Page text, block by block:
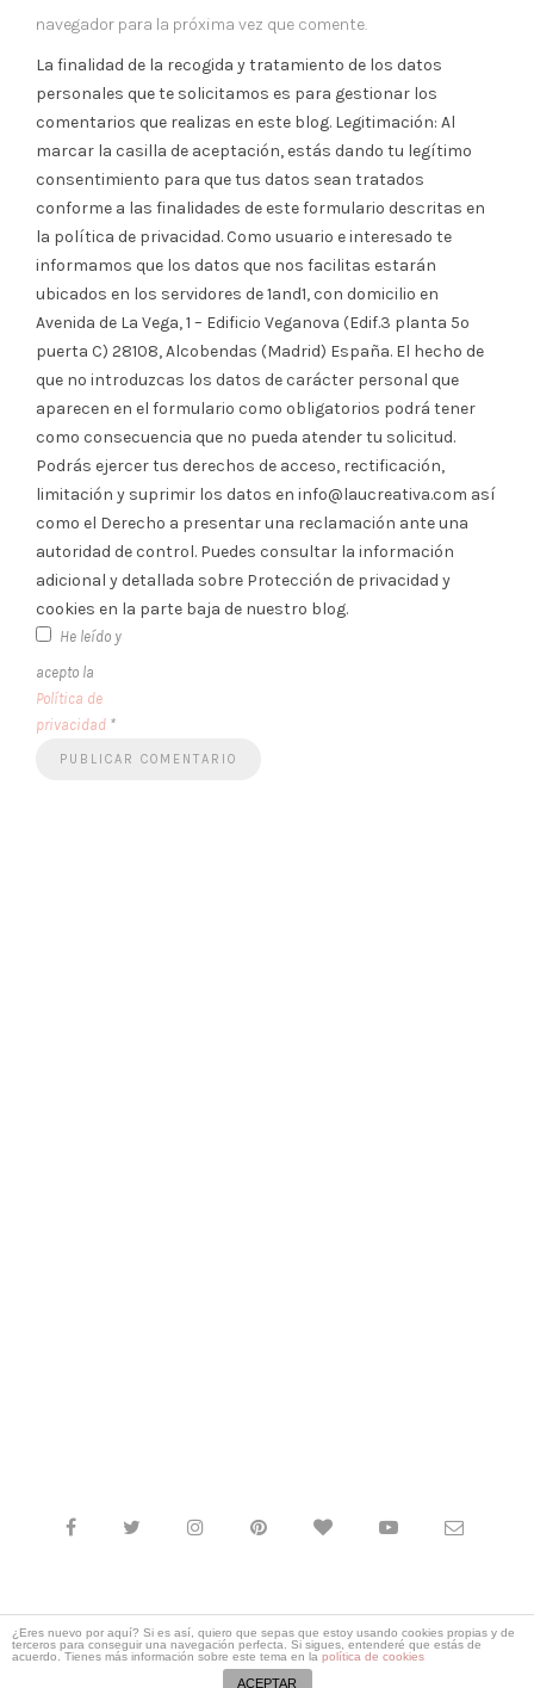
navegador para la próxima vez que comente.
La finalidad de la recogida y tratamiento de los datos
personales que te solicitamos es para gestionar los
comentarios que realizas en este blog. Legitimación: Al
marcar la casilla de aceptación, estás dando tu legítimo
consentimiento para que tus datos sean tratados
conforme a las finalidades de este formulario descritas en
la política de privacidad. Como usuario e interesado te
informamos que los datos que nos facilitas estarán
ubicados en los servidores de 1and1, con domicilio en
Avenida de La Vega, 1 – Edificio Veganova (Edif.3 planta 5º
puerta C) 28108, Alcobendas (Madrid) España. El hecho de
que no introduzcas los datos de carácter personal que
aparecen en el formulario como obligatorios podrá tener
como consecuencia que no pueda atender tu solicitud.
Podrás ejercer tus derechos de acceso, rectificación,
limitación y suprimir los datos en info@laucreativa.com así
como el Derecho a presentar una reclamación ante una
autoridad de control. Puedes consultar la información
adicional y detallada sobre Protección de privacidad y
cookies en la parte baja de nuestro blog.
He leído y
acepto la
Política de
privacidad *
© 2012 - 2021 Laücreativa . Todos los derechos reservados. |
Política de Cookies| Política de Privacidad
¿Eres nuevo por aquí? Si es así, quiero que sepas que estoy usando cookies propias y de
terceros para conseguir una navegación perfecta. Si sigues, entenderé que estás de
acuerdo. Tienes más información sobre este tema en la política de cookies
ACEPTAR